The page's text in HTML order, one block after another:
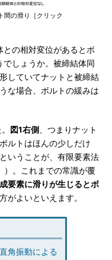
の滑り［クリック
の相対変位があるとボ
でしょうか。被締結体同
していてナットと被締結
な場合、ボルトの緩みは
図1右側
、つまりナット
ルトはほんの少しだけ
いうことが、有限要素法
）。これまでの常識が覆
要素に滑りが生じるとボ
がよいといえます。
角振動による